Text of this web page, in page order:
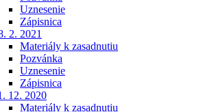
Uznesenie
Zápisnica
2. 2021
Materiály k zasadnutiu
Pozvánka
Uznesenie
Zápisnica
12. 2020
Materiály k zasadnutiu